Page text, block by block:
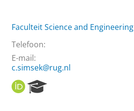
Faculteit Science and Engineering
Telefoon:
E-mail:
c.simsek@rug.nl
O
R